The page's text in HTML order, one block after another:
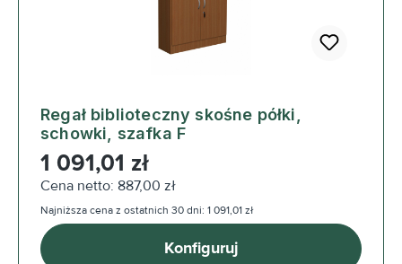
Regał biblioteczny skośne półki,
schowki, szafka F
Cena regularna:
1 091,01 zł
Cena netto: 887,00 zł
Najniższa cena z ostatnich 30 dni: 1 091,01 zł
Konfiguruj